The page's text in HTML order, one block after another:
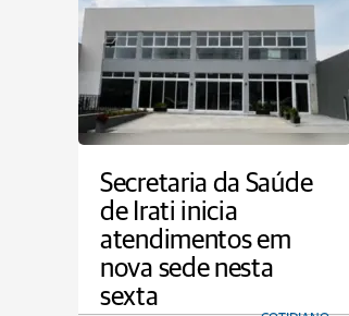
Secretaria da Saúde
de Irati inicia
atendimentos em
nova sede nesta
sexta